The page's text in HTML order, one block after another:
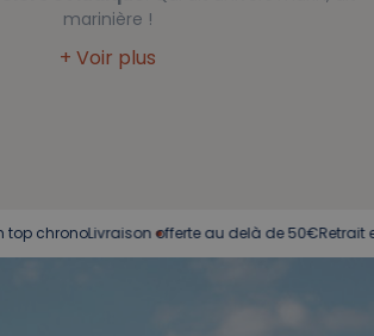
marinière !
Livraison offerte au delà de 50€Retrait en magasin